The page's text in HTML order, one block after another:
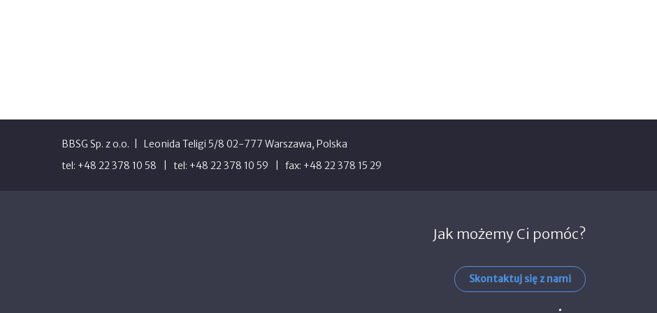
BBSG Sp. z o.o.
Leonida Teligi 5/8 02-777 Warszawa, Polska
tel: +48 22 378 10 58
tel: +48 22 378 10 59 fax: +48 22 378 15 29
Jak możemy Ci pomóc?
Skontaktuj się z nami